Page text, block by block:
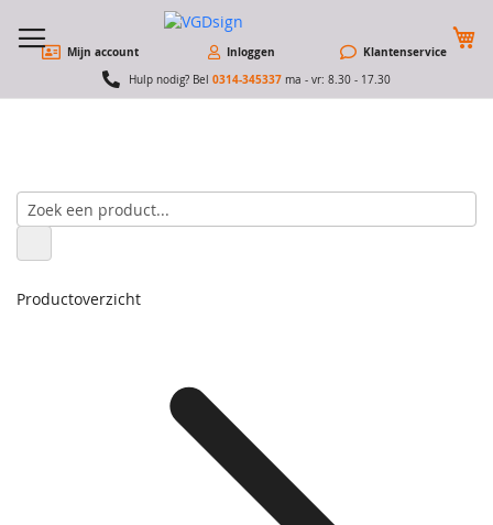
Mijn account Inloggen Klantenservice
Hulp nodig? Bel 0314-345337 ma - vr: 8.30 - 17.30
Productoverzicht